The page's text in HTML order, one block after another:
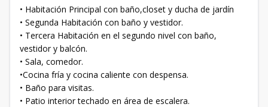
• Habitación Principal con baño,closet y ducha de jardín
• Segunda Habitación con baño y vestidor.
• Tercera Habitación en el segundo nivel con baño,
vestidor y balcón.
• Sala, comedor.
•Cocina fría y cocina caliente con despensa.
• Baño para visitas.
• Patio interior techado en área de escalera.